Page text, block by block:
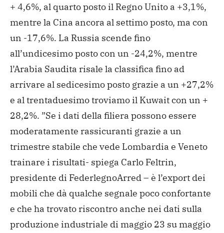
+ 4,6%, al quarto posto il Regno Unito a +3,1%,
mentre la Cina ancora al settimo posto, ma con
un -17,6%. La Russia scende fino
all’undicesimo posto con un -24,2%, mentre
l’Arabia Saudita risale la classifica fino ad
arrivare al sedicesimo posto grazie a un +27,2%
e al trentaduesimo troviamo il Kuwait con un +
28,2%. ”Se i dati della filiera possono essere
moderatamente rassicuranti grazie a un
trimestre stabile che vede Lombardia e Veneto
trainare i risultati- spiega Carlo Feltrin,
presidente di FederlegnoArred – è l’export dei
mobili che dà qualche segnale poco confortante
e che ha trovato riscontro anche nei dati sulla
produzione industriale di maggio 23 su maggio